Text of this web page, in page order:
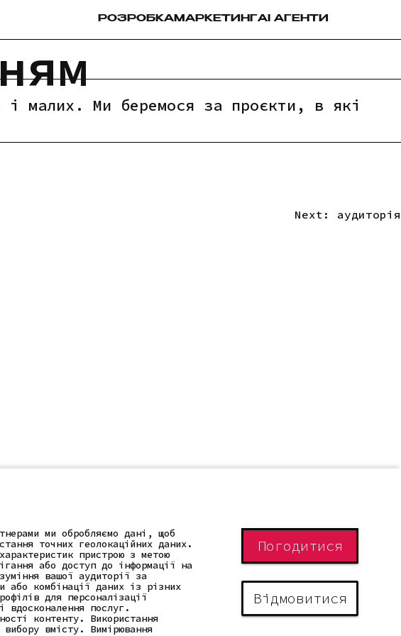
РОЗРОБКАМАРКЕТИНГ AI АГЕНТИ
малих. Ми беремося за проєкти, в які
Next: аудиторія
ми обробляємо дані, щоб
точних геолокаційних даних.
пристрою з метою
або доступ до інформації на
вашої аудиторії за
або комбінації даних із різних
для персоналізації
вдосконалення послуг.
контенту. Використання
вмісту. Вимірювання
Погодитися
Відмовитися